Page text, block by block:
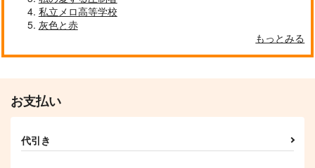
浅葱に橙
リメンバー・カイヨウ
一
私立メロ高等学校
灰色と赤
もっとみる
お支払い
代引き